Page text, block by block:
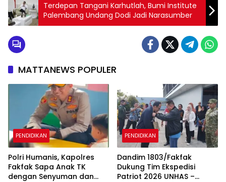
Terdepan Tangani Karhutlah, Bumi Institute
Palembang Undang Dodi Jadi Narasumber
MATTANEWS POPULER
PENDIDIKAN
Polri Humanis, Kapolres
Fakfak Sapa Anak TK
dengan Senyuman dan
PENDIDIKAN
Dandim 1803/Fakfak
Dukung Tim Ekspedisi
Patriot 2026 UNHAS –